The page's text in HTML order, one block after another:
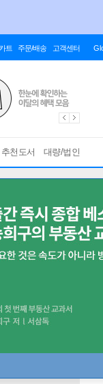
트 주문/배송 고객센터
추천도서 대량/법인